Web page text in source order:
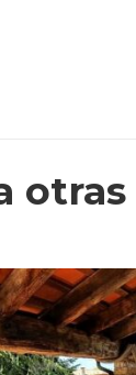
otras